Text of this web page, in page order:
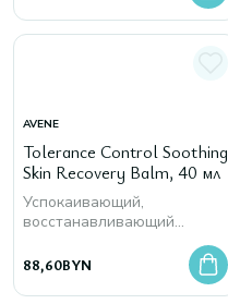
AVENE
Tolerance Control Soothing
Skin Recovery Balm, 40 мл
Успокаивающий,
восстанавливающий
88,60BYN